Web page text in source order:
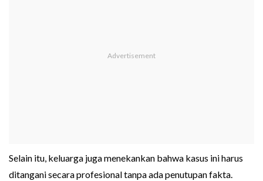
Selain itu, keluarga juga menekankan bahwa kasus ini harus
ditangani secara profesional tanpa ada penutupan fakta.